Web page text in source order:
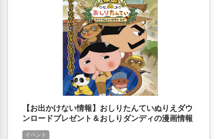
【お出かけない情報】おしりたんていぬりえダウ
ンロードプレゼント＆おしりダンディの漫画情報
も
イベント